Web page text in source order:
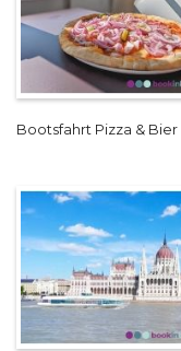
Bootsfahrt Pizza & Bier